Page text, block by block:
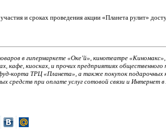
и сроках проведения акции «Планета рулит»
в гипермаркете «Оке’й», кинотеатре
кафе, киосках, и прочих предприятиях общественного
фуд-корта ТРЦ «Планета», а также покупок подарочных
средств при оплате услуг сотовой связи и Интернет